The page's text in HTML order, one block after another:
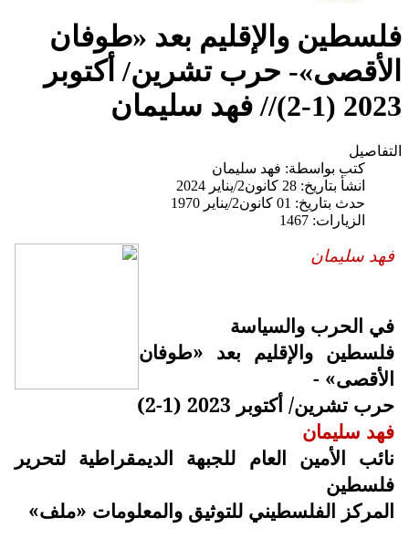
فلسطين والإقليم بعد «طوفان
الأقصى»- حرب تشرين/ أكتوبر
2023 (1-2)// فهد سليمان
التفاصيل
كتب بواسطة: فهد سليمان
انشأ بتاريخ: 28 كانون2/يناير 2024
حدث بتاريخ: 01 كانون2/يناير 1970
الزيارات: 1467
فهد سليمان
في الحرب والسياسة
فلسطين والإقليم بعد «طوفان
الأقصى» -
حرب تشرين/ أكتوبر 2023 (1-2)
فهد سليمان
نائب الأمين العام للجبهة الديمقراطية لتحرير
فلسطين
المركز الفلسطيني للتوثيق والمعلومات «ملف»